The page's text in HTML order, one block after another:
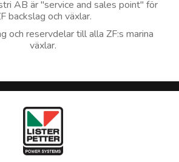
AB är "service and sales point" för
backslag och växlar.
och reservdelar till alla ZF:s marina
växlar.